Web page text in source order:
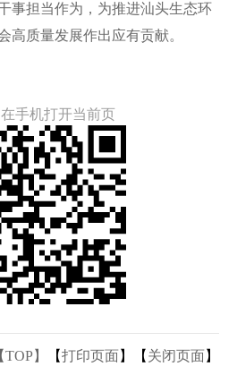
事担当作为，为推进汕头生态环
高质量发展作出应有贡献。
手机打开当前页
TOP】 【打印页面】【 关闭页面】